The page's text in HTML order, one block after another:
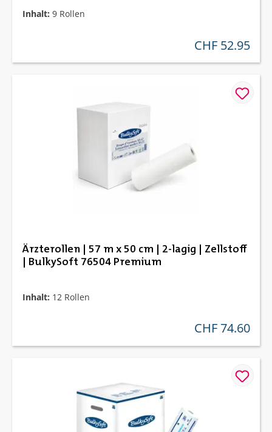
Inhalt: 9 Rollen
regulärer preis:
CHF 52.95
Ärzterollen | 57 m x 50 cm | 2-lagig | Zellstoff
| BulkySoft 76504 Premium
Inhalt: 12 Rollen
regulärer preis:
CHF 74.60